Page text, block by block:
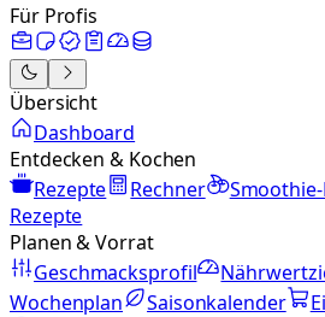
Für Profis
Übersicht
Dashboard
Entdecken & Kochen
Rezepte
Rechner
Rezepte
Planen & Vorrat
Geschmacksprofil
Wochenplan
Saisonkalender